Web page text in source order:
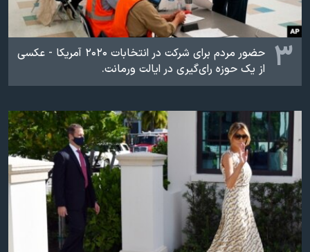
۳
حضور مردم برای شرکت در انتخابات ۲۰۲۰ آمریکا - عکسی
از یک حوزه رای‌گیری در ایالت ورمانت.